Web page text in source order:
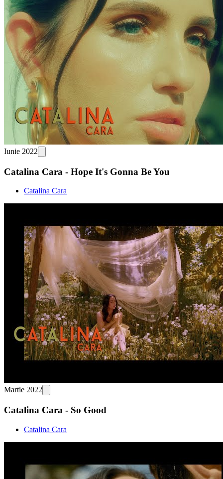
Iunie 2022
Catalina Cara - Hope It's Gonna Be You
Catalina Cara
Martie 2022
Catalina Cara - So Good
Catalina Cara